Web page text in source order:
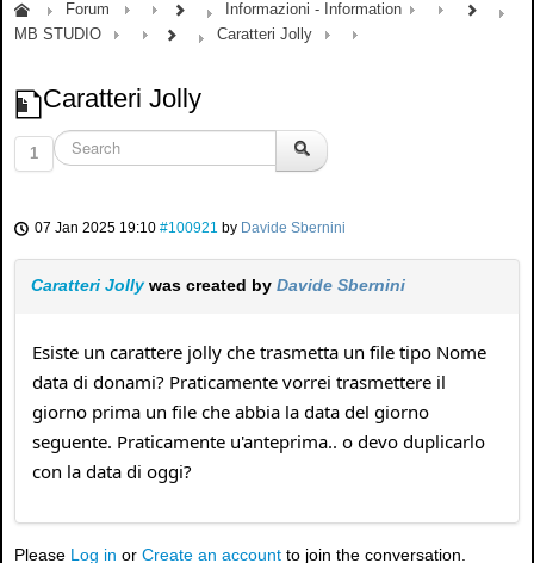
Forum
Informazioni - Information
MB STUDIO
Caratteri Jolly
Caratteri Jolly
1
07 Jan 2025 19:10 #100921 by Davide Sbernini
Caratteri Jollywas created by Davide Sbernini
Esiste un carattere jolly che trasmetta un file tipo Nome
data di donami? Praticamente vorrei trasmettere il
giorno prima un file che abbia la data del giorno
seguente. Praticamente u'anteprima.. o devo duplicarlo
con la data di oggi?
Please Log in or Create an account to join the conversation.